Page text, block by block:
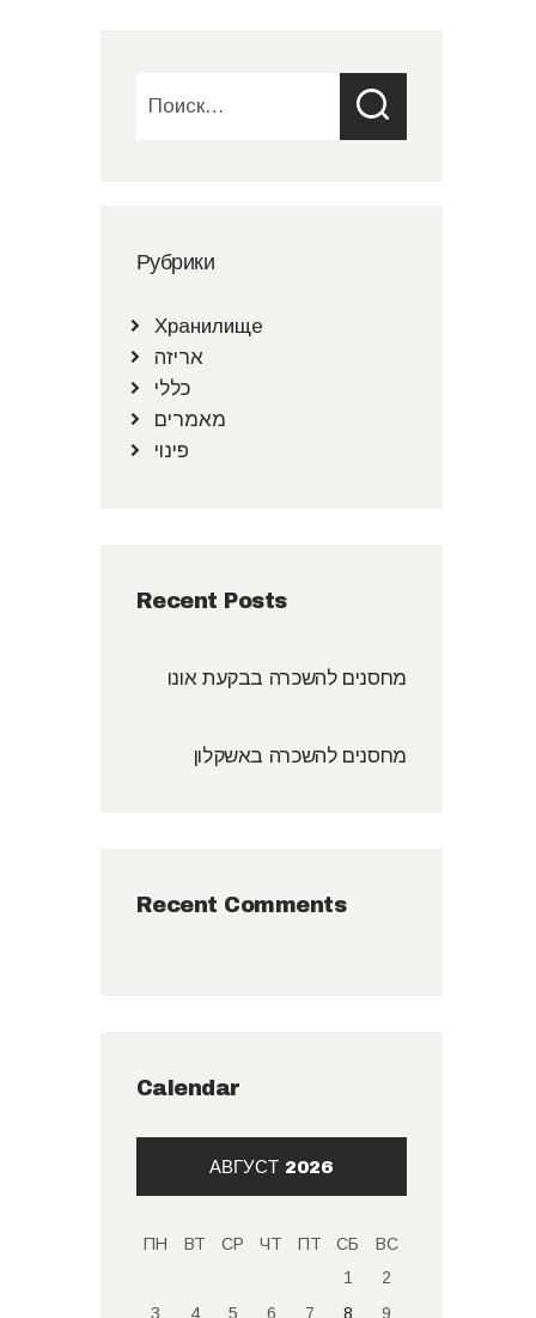
Рубрики
Хранилище
אריזה
כללי
מאמרים
פינוי
Recent Posts
מחסנים להשכרה בבקעת אונו
מחסנים להשכרה באשקלון
Recent Comments
Calendar
АВГУСТ 2026
ПН ВТ СР ЧТ ПТ СБ
ВС
1
2
3
4 5 6 7 8
9